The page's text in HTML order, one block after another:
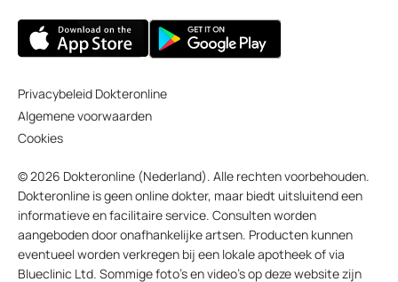
Privacybeleid Dokteronline
Algemene voorwaarden
Cookies
© 2026 Dokteronline (Nederland). Alle rechten voorbehouden.
Dokteronline is geen online dokter, maar biedt uitsluitend een
informatieve en facilitaire service. Consulten worden
aangeboden door onafhankelijke artsen. Producten kunnen
eventueel worden verkregen bij een lokale apotheek of via
Blueclinic Ltd. Sommige foto’s en video’s op deze website zijn